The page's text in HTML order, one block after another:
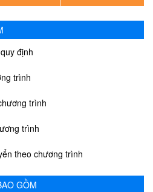
định
trình
trình
trình
theo chương trình
GỒM